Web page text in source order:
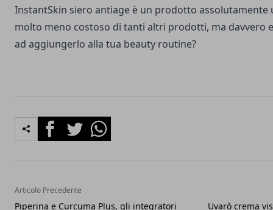
InstantSkin siero antiage è un prodotto assolutamente
molto meno costoso di tanti altri prodotti, ma davvero
ad aggiungerlo alla tua beauty routine?
FacebookTwitterWhatsapp
Articolo Precedente
Piperina e Curcuma Plus, gli integratori
Uvarò crema